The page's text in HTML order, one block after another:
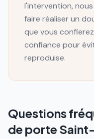
l'intervention,
faire réaliser un
que vous
confiance pour
reproduise.
Questions
de porte